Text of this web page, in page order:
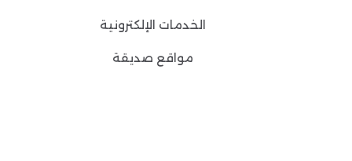
الخدمات الإلكترونية
مواقع صديقة